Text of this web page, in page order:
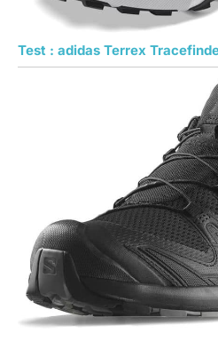
Test : adidas Terrex